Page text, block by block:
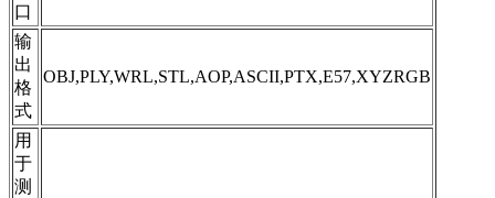
口
输
出
格
式
OBJ,PLY,WRL,STL,AOP,ASCII,PTX,E57,XYZRGB
用
于
测